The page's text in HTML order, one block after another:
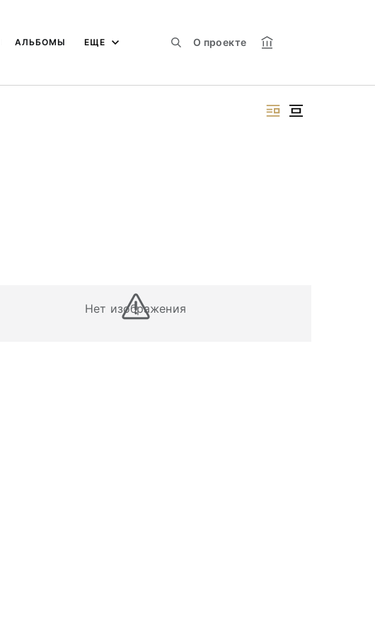
О проекте
АЛЬБОМЫ ЕЩЕ
Нет изображения